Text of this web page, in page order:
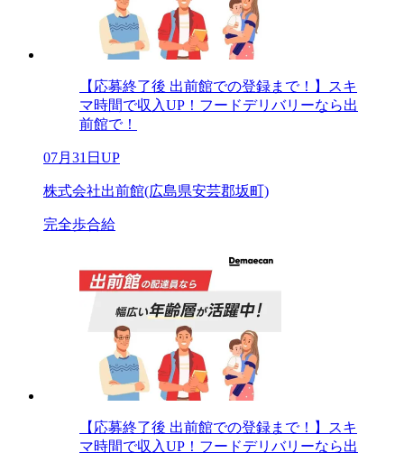
【応募終了後 出前館での登録まで！】スキ
マ時間で収入UP！フードデリバリーなら出
前館で！
07月31日UP
株式会社出前館(広島県安芸郡坂町)
完全歩合給
【応募終了後 出前館での登録まで！】スキ
マ時間で収入UP！フードデリバリーなら出